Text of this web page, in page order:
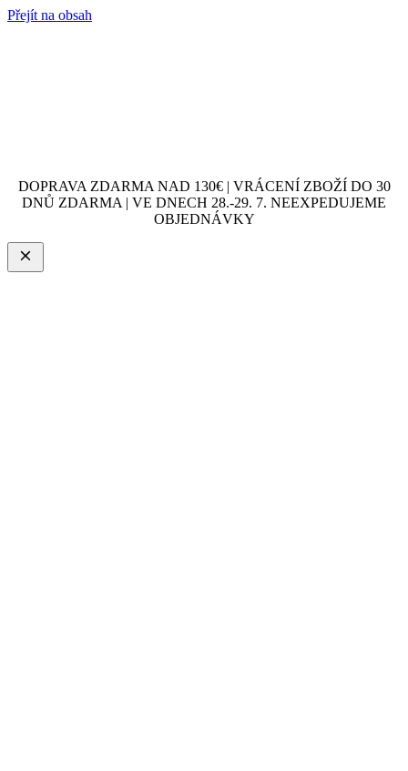
Přejít na obsah
DOPRAVA ZDARMA NAD 130€ | VRÁCENÍ ZBOŽÍ DO 30
DNŮ ZDARMA | VE DNECH 28.-29. 7. NEEXPEDUJEME
OBJEDNÁVKY